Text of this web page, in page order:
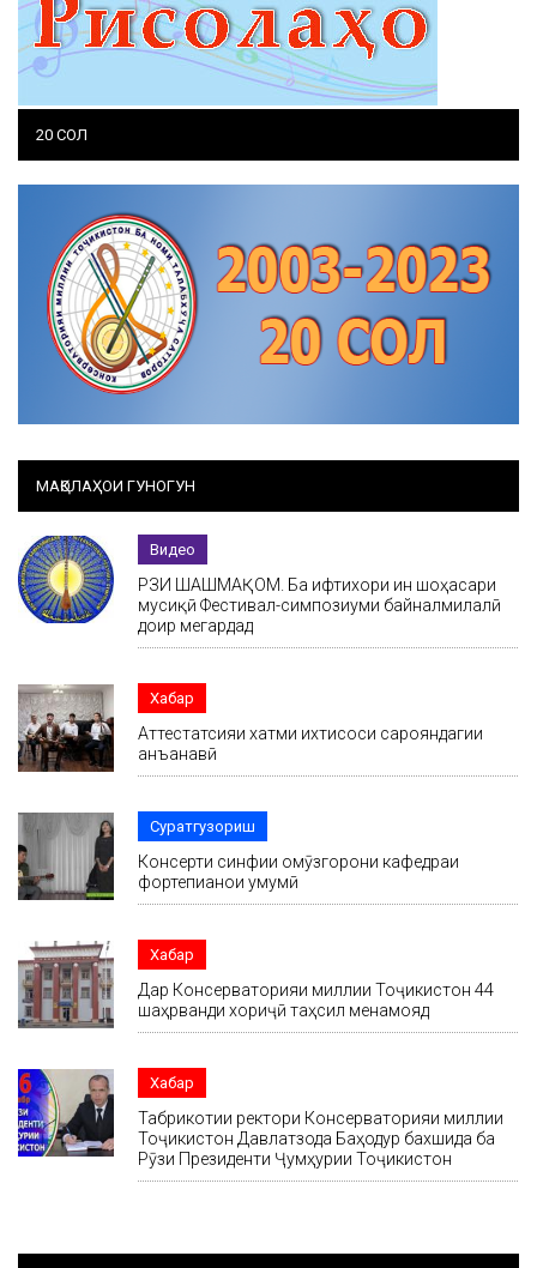
20 СОЛ
МАҚОЛАҲОИ ГУНОГУН
Видео
РӮЗИ ШАШМАҚОМ. Ба ифтихори ин шоҳасари
мусиқӣ Фестивал-симпозиуми байналмилалӣ
доир мегардад
Хабар
Аттестатсияи хатми ихтисоси сарояндагии
анъанавӣ
Суратгузориш
Консерти синфии омӯзгорони кафедраи
фортепианои умумӣ
Хабар
Дар Консерваторияи миллии Тоҷикистон 44
шаҳрванди хориҷӣ таҳсил менамояд
Хабар
Табрикотии ректори Консерваторияи миллии
Тоҷикистон Давлатзода Баҳодур бахшида ба
Рӯзи Президенти Ҷумҳурии Тоҷикистон